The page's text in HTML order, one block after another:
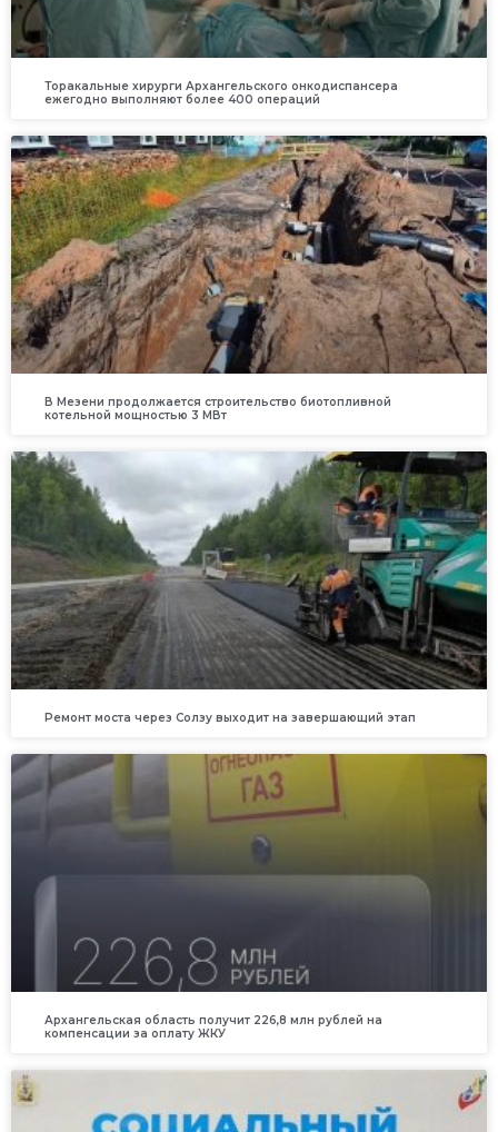
Торакальные хирурги Архангельского онкодиспансера
ежегодно выполняют более 400 операций
В Мезени продолжается строительство биотопливной
котельной мощностью 3 МВт
Ремонт моста через Солзу выходит на завершающий этап
Архангельская область получит 226,8 млн рублей на
компенсации за оплату ЖКУ